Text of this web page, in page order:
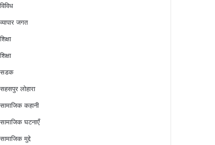
विविध
व्यापार जगत
शिक्षा
शिक्षा
सडक
सहसपुर लोहारा
सामाजिक कहानी
सामाजिक घटनाएँ
सामाजिक मुद्दे